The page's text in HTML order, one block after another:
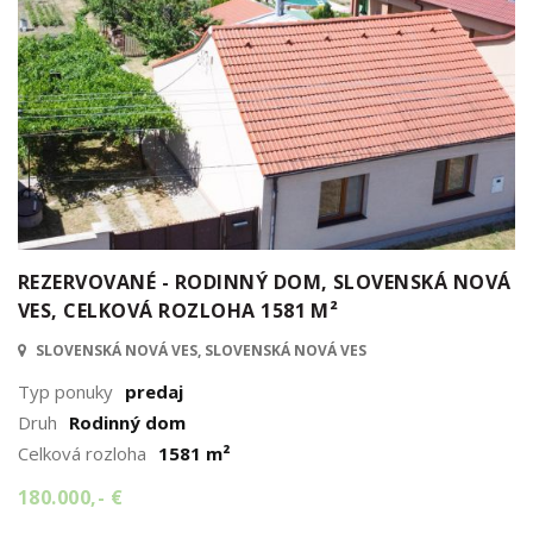
REZERVOVANÉ - RODINNÝ DOM, SLOVENSKÁ NOVÁ
VES, CELKOVÁ ROZLOHA 1581 M²
SLOVENSKÁ NOVÁ VES, SLOVENSKÁ NOVÁ VES
Typ ponuky predaj
Druh Rodinný dom
Celková rozloha 1581 m²
180.000,- €